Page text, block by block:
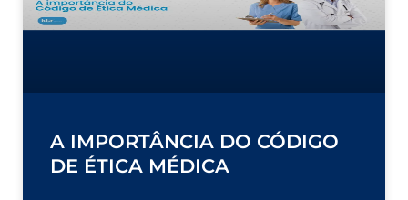
A IMPORTÂNCIA DO CÓDIGO
DE ÉTICA MÉDICA